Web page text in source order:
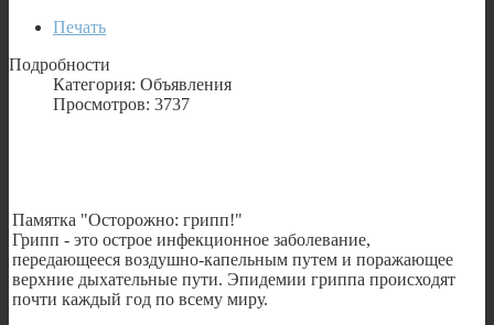
Печать
Подробности
Категория: Объявления
Просмотров: 3737
Памятка "Осторожно: грипп!"
Грипп - это острое инфекционное заболевание,
передающееся воздушно-капельным путем и поражающее
верхние дыхательные пути. Эпидемии гриппа происходят
почти каждый год по всему миру.